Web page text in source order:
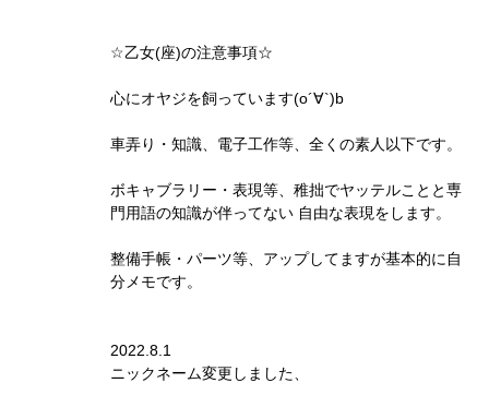
☆乙女(座)の注意事項☆
心にオヤジを飼っています(o´∀`)b
車弄り・知識、電子工作等、全くの素人以下です。
ボキャブラリー・表現等、稚拙でヤッテルことと専
門用語の知識が伴ってない 自由な表現をします。
整備手帳・パーツ等、アップしてますが基本的に自
分メモです。
2022.8.1
ニックネーム変更しました、